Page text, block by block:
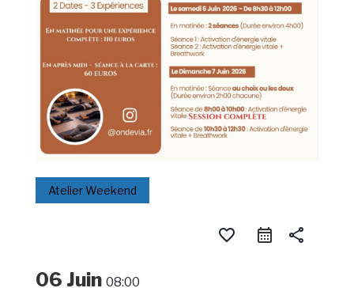
Atelier Weekend
favorite_border calendar_month share
06 Juin 08:00